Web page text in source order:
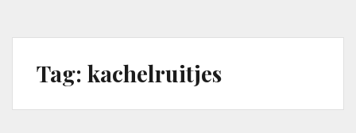
Tag: kachelruitjes